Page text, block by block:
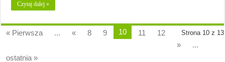
Czytaj dalej »
Strona 10 z 13
« Pierwsza ... « 8 9 10 11
12
»
...
ostatnia »